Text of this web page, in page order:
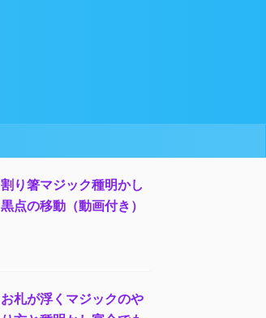
割り箸マジック種明かし
黒点の移動（動画付き）
お札が浮くマジックのや